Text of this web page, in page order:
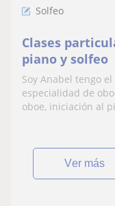
Solfeo
Clases
piano y solfeo
Soy Anabel tengo
especialidad de
oboe, iniciación al
ver más